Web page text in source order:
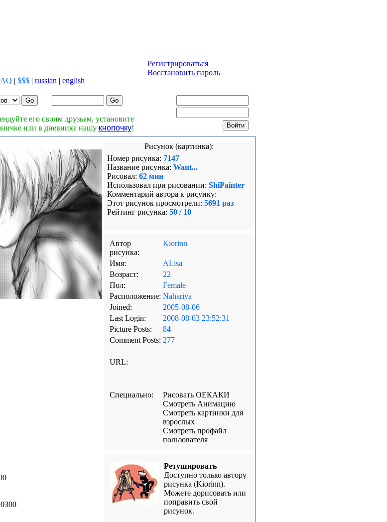
| $$$| russian | english
Регистрироваться
Восстановить пароль
его своим друзьям, установите
или в дневнике нашу кнопочку!
Рисунок (картинка):
Номер рисунка: 7147
Название рисунка: Want...
Рисовал: 62 мин
Использовал при рисовании: ShiPainter
Комментарий автора к рисунку:
Этот рисунок просмотрели: 5691 раз
Рейтинг рисунка: 50 / 10
Автор
рисунка:
Kiorinn
Имя:
ALisa
Возраст:
22
Пол:
Female
Расположение: Nahariya
Joined:
2005-08-06
Last Login:
2008-08-03 23:52:31
Picture Posts:
84
Comment Posts: 277
URL:
Специально:
Рисовать ОЕКАКИ
Смотреть Анимацию
Смотреть картинки для
взрослых
Смотреть профайл
пользователя
Ретушировать
Доступно только автору
рисунка (Kiorinn).
Можете дорисовать или
поправить свой
рисунок.